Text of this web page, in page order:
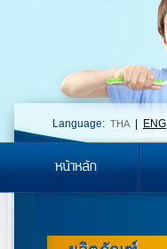
Language: THA ENG